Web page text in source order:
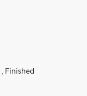
, Finished